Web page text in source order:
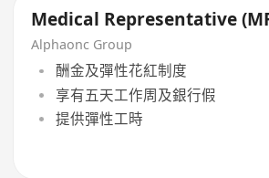
Medical Representative
Alphaonc Group
酬金及彈性花紅制度
享有五天工作周及銀行假
提供彈性工時